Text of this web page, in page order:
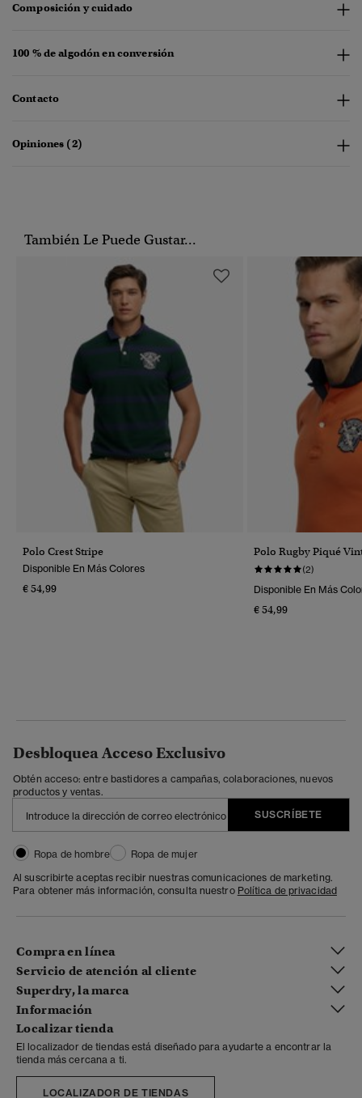
Composición y cuidado
100 % de algodón en conversión
Contacto
Opiniones (2)
También Le Puede Gustar...
Polo Crest Stripe
Disponible En Más Colores
€ 54,99
Polo Rugby Piqué
(2)
Disponible En Más
€ 54,99
Desbloquea Acceso Exclusivo
Obtén acceso: entre bastidores a campañas, colaboraciones, nuevos
productos y ventas.
SUSCRÍBETE
Ropa de hombre
Ropa de mujer
Al suscribirte aceptas recibir nuestras comunicaciones de marketing.
Para obtener más información, consulta nuestro Política de privacidad
Compra en línea
Servicio de atención al cliente
Superdry, la marca
Información
Localizar tienda
El localizador de tiendas está diseñado para ayudarte a encontrar la
tienda más cercana a ti.
LOCALIZADOR DE TIENDAS